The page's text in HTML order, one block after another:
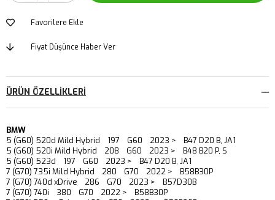
Favorilere Ekle
Fiyat Düşünce Haber Ver
ÜRÜN ÖZELLIKLERI
BMW
5 (G60) 520d Mild Hybrid 197 G60 2023 > B47 D20 B, JA1
5 (G60) 520i Mild Hybrid 208 G60 2023 > B48 B20 P, S
5 (G60) 523d 197 G60 2023 > B47 D20 B, JA1
7 (G70) 735i Mild Hybrid 280 G70 2022 > B58B30P
7 (G70) 740d xDrive 286 G70 2023 > B57D30B
7 (G70) 740i 380 G70 2022 > B58B30P